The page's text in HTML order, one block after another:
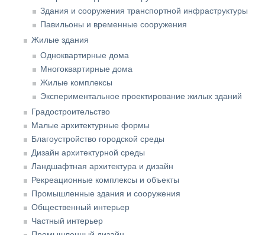
Здания и сооружения транспортной инфраструктуры
Павильоны и временные сооружения
Жилые здания
Одноквартирные дома
Многоквартирные дома
Жилые комплексы
Экспериментальное проектирование жилых зданий
Градостроительство
Малые архитектурные формы
Благоустройство городской среды
Дизайн архитектурной среды
Ландшафтная архитектура и дизайн
Рекреационные комплексы и объекты
Промышленные здания и сооружения
Общественный интерьер
Частный интерьер